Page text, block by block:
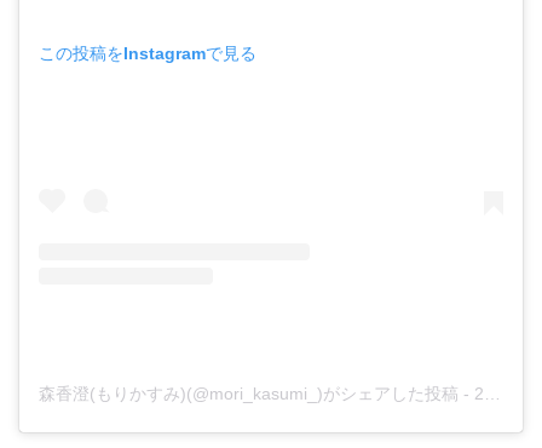
この投稿をInstagramで見る
森香澄(もりかすみ)(@mori_kasumi_)がシェアした投稿 - 2020年 8月月11日午前2時13分PDT